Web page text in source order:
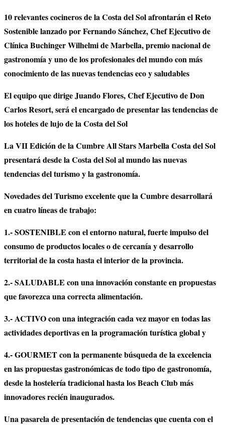
10 relevantes cocineros de la Costa del Sol afrontarán el Reto
Sostenible lanzado por Fernando Sánchez, Chef Ejecutivo de
Clínica Buchinger Wilhelmi de Marbella, premio nacional de
gastronomía y uno de los profesionales del mundo con más
conocimiento de las nuevas tendencias eco y saludables
El equipo que dirige Juando Flores, Chef Ejecutivo de Don
Carlos Resort, será el encargado de presentar las tendencias de
los hoteles de lujo de la Costa del Sol
La VII Edición de la Cumbre All Stars Marbella Costa del Sol
presentará desde la Costa del Sol al mundo las nuevas
tendencias del turismo y la gastronomía.
Novedades del Turismo excelente que la Cumbre desarrollará
en cuatro líneas de trabajo:
1.- SOSTENIBLE con el entorno natural, fuerte impulso del
consumo de productos locales o de cercanía y desarrollo
territorial de la costa hasta el interior de la provincia.
2.- SALUDABLE con una innovación constante en propuestas
que favorezca una correcta alimentación.
3.- ACTIVO con una integración cada vez mayor en todas las
actividades deportivas en la programación turística global y
4.- GOURMET con la permanente búsqueda de la excelencia
en las propuestas gastronómicas de todo tipo de gastronomía,
desde la hostelería tradicional hasta los Beach Club más
innovadores recién inaugurados.
Una pasarela de presentación de tendencias que cuenta con el